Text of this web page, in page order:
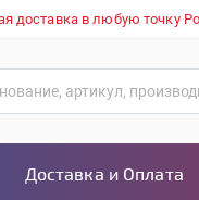
доставка в любую точку
Доставка и Оплата